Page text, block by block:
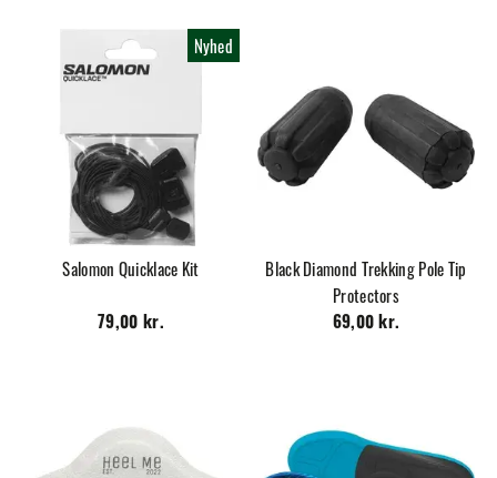
Nyhed
Salomon Quicklace Kit
79,00 kr.
Black Diamond Trekking Pole Tip
Protectors
69,00 kr.